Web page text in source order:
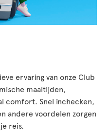
ervaring van onze Club
maaltijden,
comfort. Snel inchecken,
andere voordelen zorgen
reis.